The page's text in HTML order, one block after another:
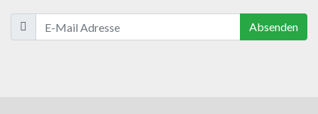
Absenden